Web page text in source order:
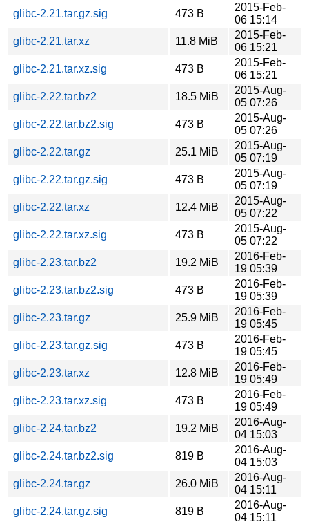
glibc-2.21.tar.gz.sig
473 B
2015-Feb-
06 15:14
glibc-2.21.tar.xz
11.8 MiB
2015-Feb-
06 15:21
glibc-2.21.tar.xz.sig
473 B
2015-Feb-
06 15:21
glibc-2.22.tar.bz2
18.5 MiB
2015-Aug-
05 07:26
glibc-2.22.tar.bz2.sig
473 B
2015-Aug-
05 07:26
glibc-2.22.tar.gz
25.1 MiB
2015-Aug-
05 07:19
glibc-2.22.tar.gz.sig
473 B
2015-Aug-
05 07:19
glibc-2.22.tar.xz
12.4 MiB
2015-Aug-
05 07:22
glibc-2.22.tar.xz.sig
473 B
2015-Aug-
05 07:22
glibc-2.23.tar.bz2
19.2 MiB
2016-Feb-
19 05:39
glibc-2.23.tar.bz2.sig
473 B
2016-Feb-
19 05:39
glibc-2.23.tar.gz
25.9 MiB
2016-Feb-
19 05:45
glibc-2.23.tar.gz.sig
473 B
2016-Feb-
19 05:45
glibc-2.23.tar.xz
12.8 MiB
2016-Feb-
19 05:49
glibc-2.23.tar.xz.sig
473 B
2016-Feb-
19 05:49
glibc-2.24.tar.bz2
19.2 MiB
2016-Aug-
04 15:03
glibc-2.24.tar.bz2.sig
819 B
2016-Aug-
04 15:03
glibc-2.24.tar.gz
26.0 MiB
2016-Aug-
04 15:11
glibc-2.24.tar.gz.sig
819 B
2016-Aug-
04 15:11